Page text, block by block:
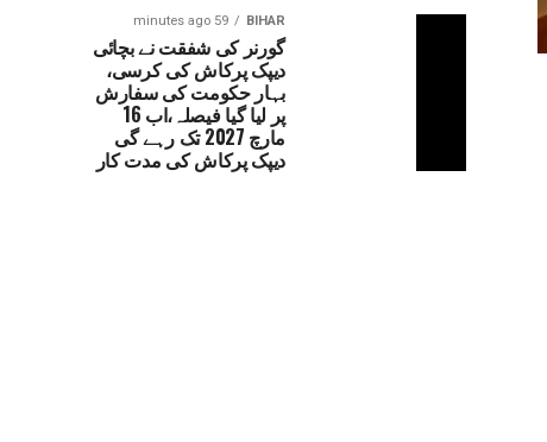
BIHAR
59 minutes ago
گورنر کی شفقت نے بچائی
دیپک پرکاش کی کرسی،
بہار حکومت کی سفارش
پر لیا گیا فیصلہ،اب 16
مارچ 2027 تک رہے گی
دیپک پرکاش کی مدت کار